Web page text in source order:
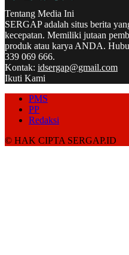
Tentang Media Ini
SERGAP adalah situs berita
kecepatan. Memiliki jutaan
produk atau karya ANDA.
339 069 666.
Kontak: idsergap@gmail.com
Ikuti Kami
PMS
PP
Redaksi
© HAK CIPTA SERGAP.ID